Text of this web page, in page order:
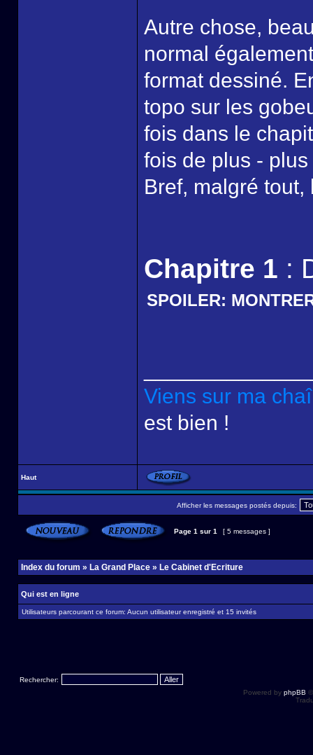
Autre chose,
normal
format dessiné.
topo sur les
fois dans le
fois de plus -
Bref, malgré
Chapitre 1 :
SPOILER:
Viens sur ma
est bien !
Haut
Afficher les messages postés depuis:
Page 1 sur 1 [ 5 messages ]
Index du forum » La Grand Place » Le Cabinet d'Ecriture
Qui est en ligne
Utilisateurs parcourant ce forum: Aucun utilisateur enregistré et 15 invités
Rechercher:
Powered by phpBB